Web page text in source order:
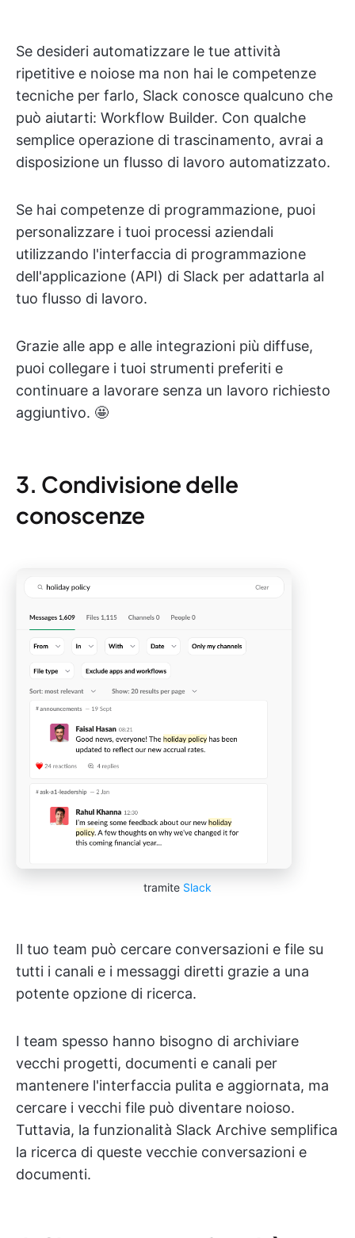
Se desideri automatizzare le tue attività
ripetitive e noiose ma non hai le competenze
tecniche per farlo, Slack conosce qualcuno che
può aiutarti: Workflow Builder. Con qualche
semplice operazione di trascinamento, avrai a
disposizione un flusso di lavoro automatizzato.
Se hai competenze di programmazione, puoi
personalizzare i tuoi processi aziendali
utilizzando l'interfaccia di programmazione
dell'applicazione (API) di Slack per adattarla al
tuo flusso di lavoro.
Grazie alle app e alle integrazioni più diffuse,
puoi collegare i tuoi strumenti preferiti e
continuare a lavorare senza un lavoro richiesto
aggiuntivo. 🤩
3. Condivisione delle
conoscenze
tramite Slack
Il tuo team può cercare conversazioni e file su
tutti i canali e i messaggi diretti grazie a una
potente opzione di ricerca.
I team spesso hanno bisogno di archiviare
vecchi progetti, documenti e canali per
mantenere l'interfaccia pulita e aggiornata, ma
cercare i vecchi file può diventare noioso.
Tuttavia, la funzionalità Slack Archive semplifica
la ricerca di queste vecchie conversazioni e
documenti.